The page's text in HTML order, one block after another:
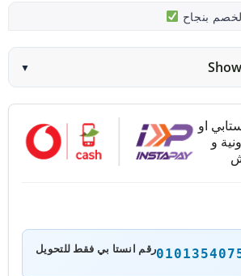
بنجاح
▼
او
و
رقم انستا بي فقط للتحويل